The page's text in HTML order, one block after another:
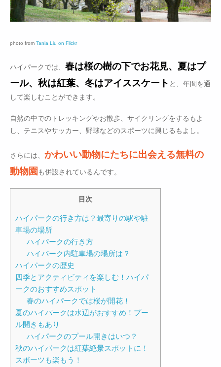
photo from Tania Liu on Flickr
ハイパークでは、 春は桜の樹の下でお花見、夏はプ
ール、秋は紅葉、冬はアイススケート と、年間を通
して楽しむことができます。
自然の中でのトレッキングやお散歩、サイクリングをするもよ
し、テニスやサッカー、野球などのスポーツに興じるもよし。
さらには、 かわいい動物にたちに出会える無料の
動物園 も併設されているんです。
目次
ハイパークの行き方は？最寄りの駅や駐
車場の場所
ハイパークの行き方
ハイパーク内駐車場の場所は？
ハイパークの歴史
四季とアクティビティを楽しむ！ハイパ
ークのおすすめスポット
春のハイパークでは桜が開花！
夏のハイパークは水辺がおすすめ！プー
ル開きもあり
ハイパークのプール開きはいつ？
秋のハイパークは紅葉絶景スポットに！
スポーツも楽もう！